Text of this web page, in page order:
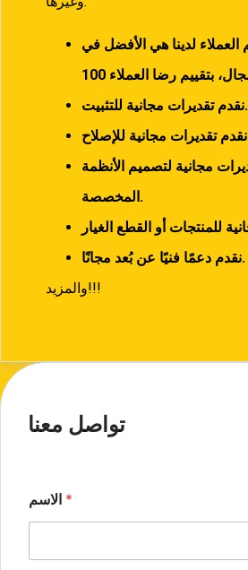
لدينا هي الأفضل في
بتقييم رضا العملاء
نقدم تقديرات مجانية للتثبيت.
مجانية لتصميم الأنظمة
المخصصة.
نقدم دعمًا فنيًا عن بُعد مجانًا.
والمزيد!!!
تواصل معنا
*